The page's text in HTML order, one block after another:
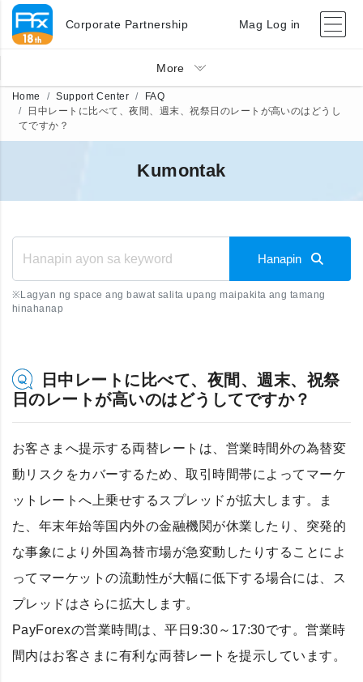
Corporate Partnership Mag Log in
More
Home Support Center
FAQ
日中レートに比べて、夜間、週末、祝祭日のレートが高いのはどうし
てですか？
Kumontak
Hanapin
※Lagyan ng space ang bawat salita upang maipakita ang tamang
hinahanap
日中レートに比べて、夜間、週末、祝祭
日のレートが高いのはどうしてですか？
お客さまへ提示する両替レートは、営業時間外の為替変
動リスクをカバーするため、取引時間帯によってマーケ
ットレートへ上乗せするスプレッドが拡大します。ま
た、年末年始等国内外の金融機関が休業したり、突発的
な事象により外国為替市場が急変動したりすることによ
ってマーケットの流動性が大幅に低下する場合には、ス
プレッドはさらに拡大します。
PayForexの営業時間は、平日9:30～17:30です。営業時
間内はお客さまに有利な両替レートを提示しています。